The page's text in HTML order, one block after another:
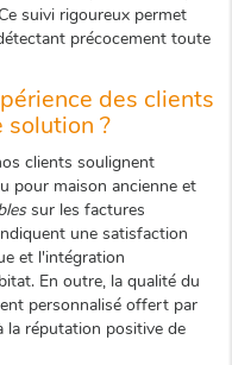
suivi rigoureux permet
précocement toute
des clients
solution ?
clients soulignent
pour maison ancienne et
sur les factures
une satisfaction
et l'intégration
En outre, la qualité du
personnalisé offert par
la réputation positive de